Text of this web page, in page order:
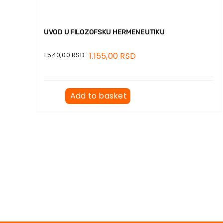
UVOD U FILOZOFSKU HERMENEUTIKU
1.540,00RSD 1.155,00 RSD
Add to basket